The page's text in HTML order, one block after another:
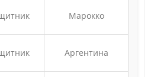
Марокко
Аргентина